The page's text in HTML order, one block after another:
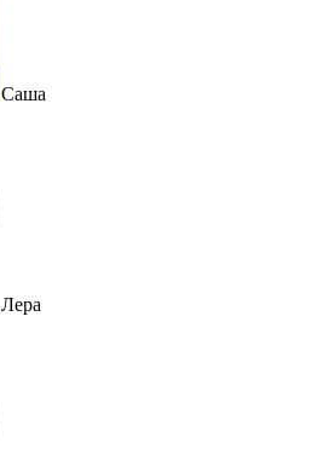
Саша
Лера